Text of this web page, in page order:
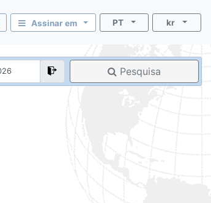
Assinar em PT kr
Pesquisa